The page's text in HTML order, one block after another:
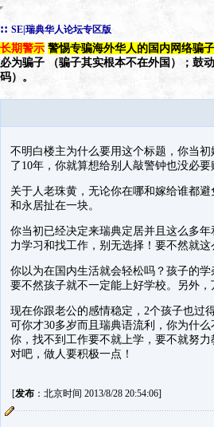
:: SE|瑞典华人论坛专区版
长期警示 警惕专骗海外华人的国内网络骗子
必为骗子 （骗子其实根本不在外国）；鼓
码）。
不明白楼主为什么要用这个标题，你当
了10年，你就算想给别人敲警钟也没必
关于人老珠黄，无论你在哪和嫁给谁都
和永居扯在一块。
你当初已经决定来瑞典定居并且这么多
力学习和找工作，别无选择！要不然就
你以为在国内生活就会轻松吗？孩子的
要不然孩子就不一定能上好学校。另外
现在你跟老公的感情稳定，2个孩子也过
可你才30多岁而且瑞典语流利，你为什
你，找不到工作要不就上学，要不就努
对吧，做人要积极一点！
[发布：北京时间 2013/8/28 20:54:06]